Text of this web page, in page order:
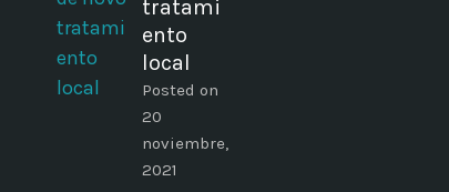
tratami
ento
local
Posted on
20
noviembre,
2021